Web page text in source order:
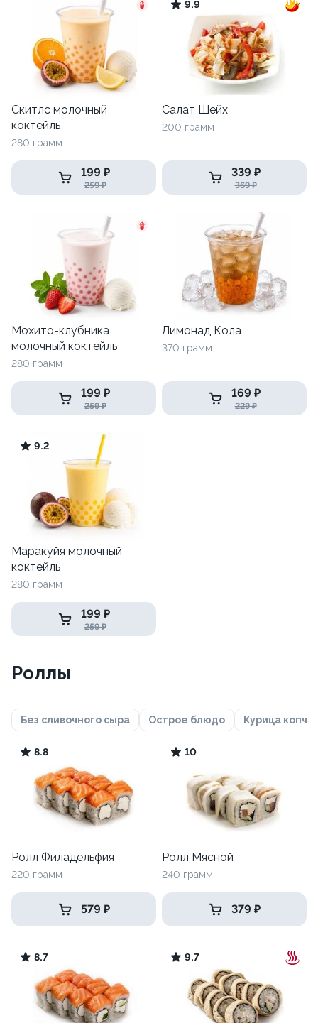
Скитлс молочный
коктейль
280 грамм
199 ₽
259 ₽
9.9
Салат Шейх
200 грамм
339 ₽
369 ₽
Мохито-клубника
молочный коктейль
280 грамм
199 ₽
259 ₽
Лимонад Кола
370 грамм
169 ₽
229 ₽
9.2
Маракуйя молочный
коктейль
280 грамм
199 ₽
259 ₽
Роллы
Без сливочного сыра Острое блюдо Курица
8.8
Ролл Филадельфия
220 грамм
579 ₽
10
Ролл Мясной
240 грамм
379 ₽
8.7 9.7